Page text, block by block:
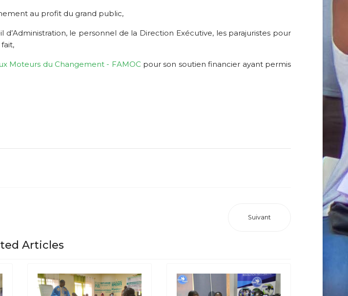
au profit du grand public,
le personnel de la Direction Exécutive, les parajuristes pour
Moteurs du Changement - FAMOC pour son soutien financier ayant permis
Suivant
Articles